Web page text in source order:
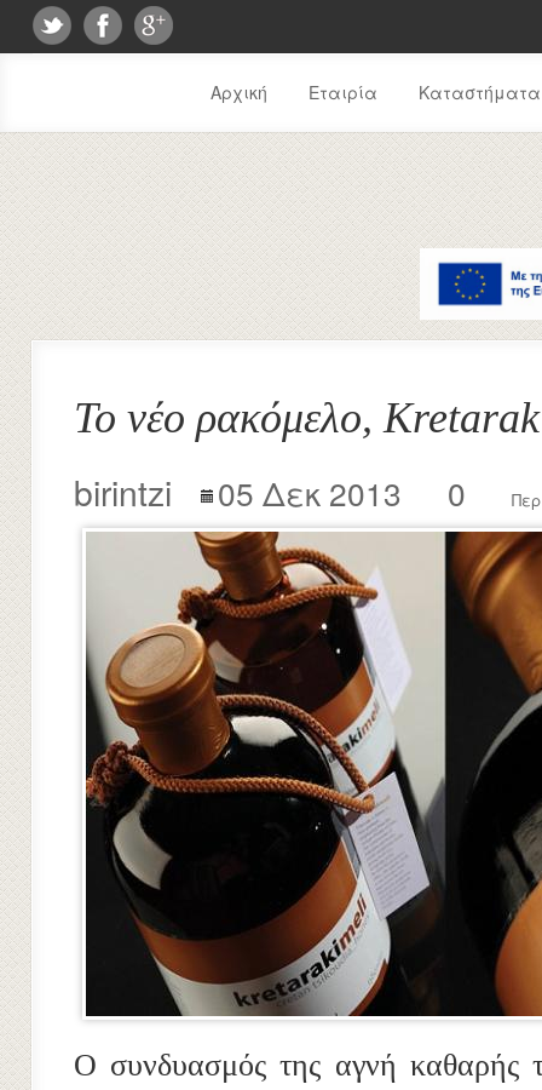
Αρχική Εταιρία Καταστήματα
Το νέο ρακόμελο,
birintzi
05 Δεκ 2013 0
Ο συνδυασμός της αγνή καθαρής